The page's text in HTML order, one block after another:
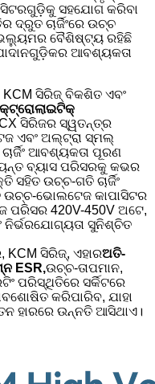
ସହଯୋଗ କରିବା
ଦ୍ରୁତ ଚାର୍ଜିଂରେ ଉଚ୍ଚ
ବୈଶିଷ୍ଟ୍ୟ ରହିଛି
ଆବଶ୍ୟକତା
KCM ସିରିଜ୍ ବିକଶିତ ଏବଂ
ସିରିଜର ସ୍ୱତନ୍ତ୍ର
ଏବଂ ଅଲ୍ଟ୍ରା ସ୍ମଲ୍
ଆବଶ୍ୟକତା ପୂରଣ
ବ୍ୟାସ ପରିସରକୁ କଭର
ଉଚ୍ଚ-ଗତି ଚାର୍ଜିଂ
ଉଚ୍ଚ-ଭୋଲଟେଜ କାପାସିଟର
ପରିସର 420V-450V ଅଟେ,
ନିର୍ଭରଯୋଗ୍ୟତା ସୁନିଶ୍ଚିତ
KCM ସିରିଜ୍, ଏହାରଅତି-
ESR,ଉଚ୍ଚ-ତାପମାନ,
ପରିସ୍ଥିତିରେ ସର୍କିଟରେ
କରିପାରିବ, ଯାହା
ହାରରେ ଉନ୍ନତି ଆସିଥାଏ।